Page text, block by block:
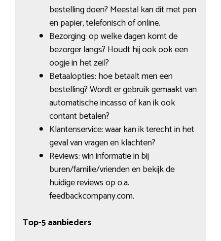
bestelling doen? Meestal kan dit met pen
en papier, telefonisch of online.
Bezorging: op welke dagen komt de
bezorger langs? Houdt hij ook ook een
oogje in het zeil?
Betaalopties: hoe betaalt men een
bestelling? Wordt er gebruik gemaakt van
automatische incasso of kan ik ook
contant betalen?
Klantenservice: waar kan ik terecht in het
geval van vragen en klachten?
Reviews: win informatie in bij
buren/familie/vrienden en bekijk de
huidige reviews op o.a.
feedbackcompany.com.
Top-5 aanbieders